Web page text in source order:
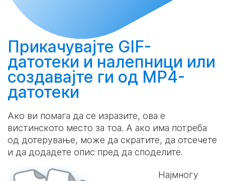
Прикачувајте GIF-
датотеки и налепници или
создавајте ги од MP4-
датотеки
Ако ви помага да се изразите, ова е
вистинското место за тоа. А ако има потреба
од дотерување, може да скратите, да отсечете
и да додадете опис пред да споделите.
Најмногу